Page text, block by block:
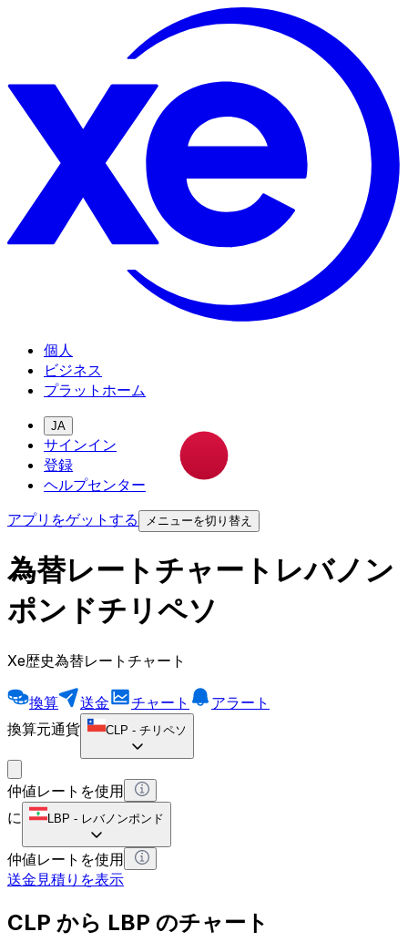
個人
ビジネス
プラットホーム
JA
サインイン
登録
ヘルプセンター
アプリをゲットする
メニューを切り替え
為替レートチャートレバノン
ポンドチリペソ
Xe歴史為替レートチャート
換算 送金 チャート
アラート
換算元通貨
CLP - チリペソ
仲値レートを使用
に
LBP - レバノンポンド
仲値レートを使用
送金見積りを表示
CLP から LBP のチャート